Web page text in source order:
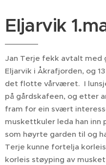
Eljarvik
Jan Terje fekk avtalt med
Eljarvik i Åkrafjorden, og
det flotte vårværet. I
på gårdskafeen, og etter
fram for ein svært
muskettkuler leda han inn
som høyrte garden til og
Terje kunne fortelja
korleis støyping av